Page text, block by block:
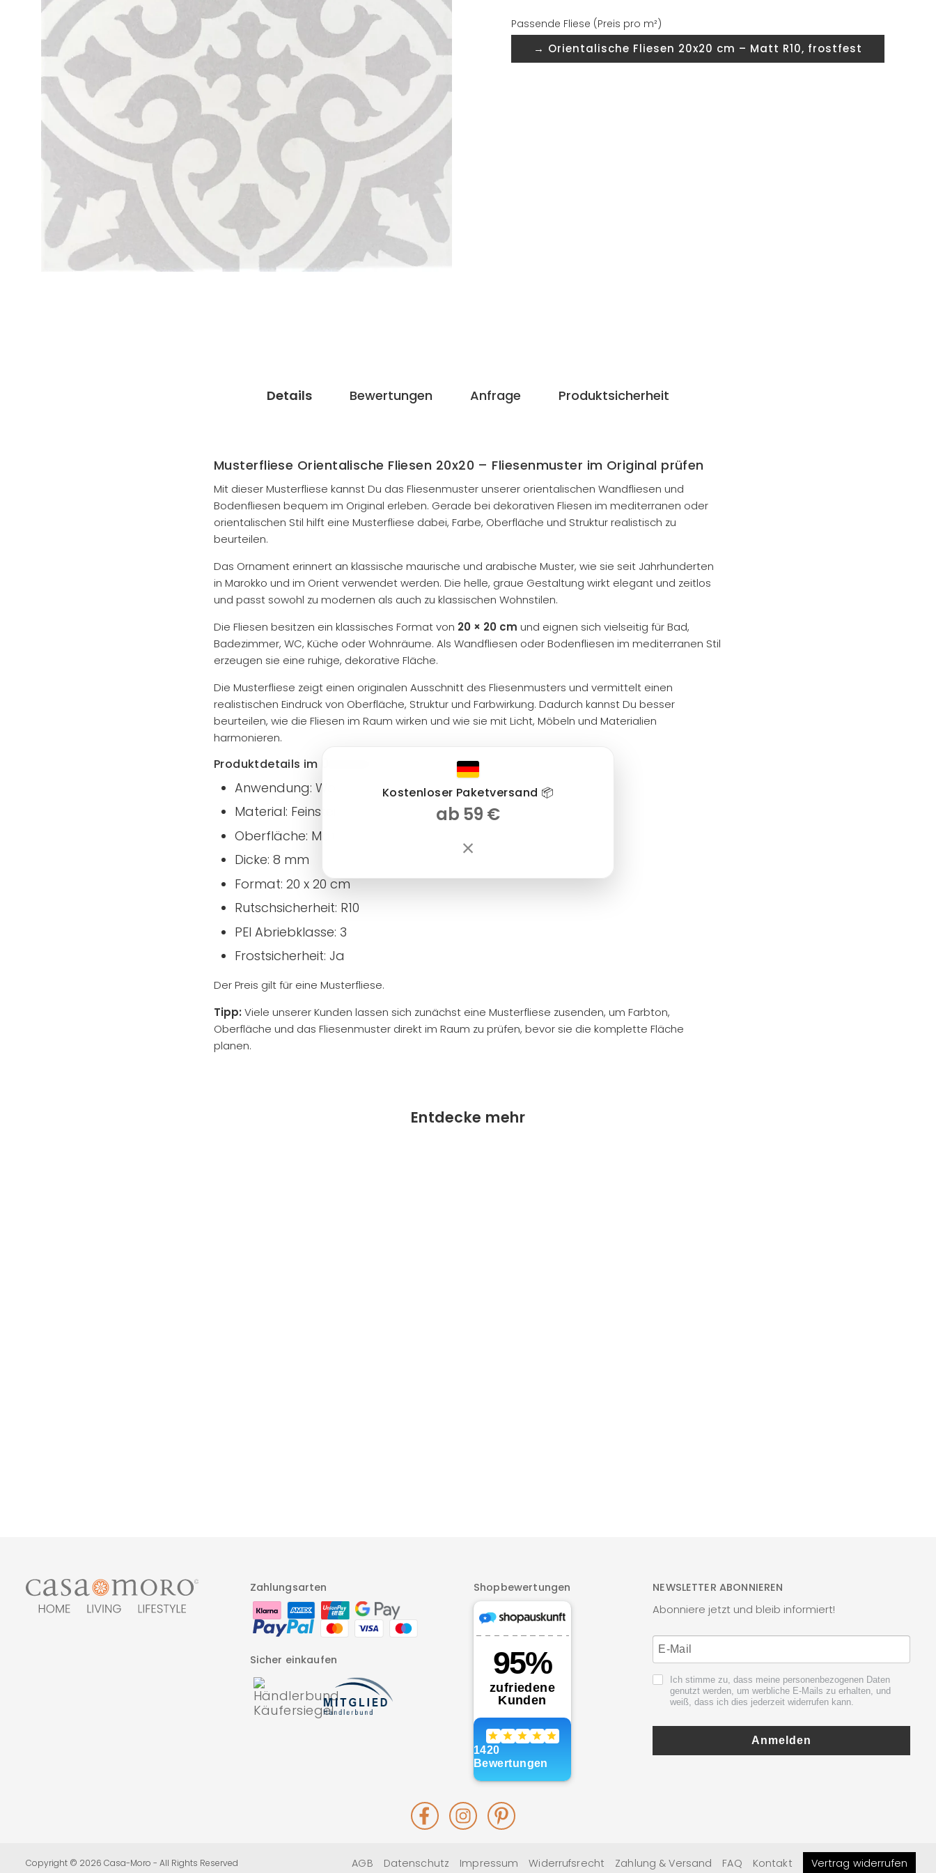
Passende Fliese (Preis pro m²)
→ Orientalische Fliesen 20x20 cm – Matt R10, frostfest
Details Bewertungen Anfrage Produktsicherheit
Musterfliese Orientalische Fliesen 20x20 – Fliesenmuster im Original prüfen
Mit dieser Musterfliese kannst Du das Fliesenmuster unserer orientalischen Wandfliesen und
Bodenfliesen bequem im Original erleben. Gerade bei dekorativen Fliesen im mediterranen oder
orientalischen Stil hilft eine Musterfliese dabei, Farbe, Oberfläche und Struktur realistisch zu
beurteilen.
Das Ornament erinnert an klassische maurische und arabische Muster, wie sie seit Jahrhunderten
in Marokko und im Orient verwendet werden. Die helle, graue Gestaltung wirkt elegant und zeitlos
und passt sowohl zu modernen als auch zu klassischen Wohnstilen.
Die Fliesen besitzen ein klassisches Format von 20 × 20 cm und eignen sich vielseitig für Bad,
Badezimmer, WC, Küche oder Wohnräume. Als Wandfliesen oder Bodenfliesen im mediterranen Stil
erzeugen sie eine ruhige, dekorative Fläche.
Die Musterfliese zeigt einen originalen Ausschnitt des Fliesenmusters und vermittelt einen
realistischen Eindruck von Oberfläche, Struktur und Farbwirkung. Dadurch kannst Du besser
beurteilen, wie die Fliesen im Raum wirken und wie sie mit Licht, Möbeln und Materialien
harmonieren.
Produktdetails im Überblick
Anwendung: Wand und Boden
Material: Feinsteinzeug
Oberfläche: Matt
Dicke: 8 mm
Format: 20 x 20 cm
Rutschsicherheit: R10
PEI Abriebklasse: 3
Frostsicherheit: Ja
Der Preis gilt für eine Musterfliese.
Tipp: Viele unserer Kunden lassen sich zunächst eine Musterfliese zusenden, um Farbton,
Oberfläche und das Fliesenmuster direkt im Raum zu prüfen, bevor sie die komplette Fläche
planen.
Entdecke mehr
Zahlungsarten
Sicher einkaufen
Shopbewertungen NEWSLETTER ABONNIEREN
Abonniere jetzt und bleib informiert!
Ich stimme zu, dass meine personenbezogenen Daten
genutzt werden, um werbliche E-Mails zu erhalten, und
weiß, dass ich dies jederzeit widerrufen kann.
Anmelden
FacebookInstagramPinterest
des
Copyright © 2026 Casa-Moro - All Rights Reserved AGB Datenschutz Impressum Widerrufsrecht Zahlung & Versand FAQ Kontakt Vertrag widerrufen
Kostenloser Paketversand 📦
ab 59 €
×